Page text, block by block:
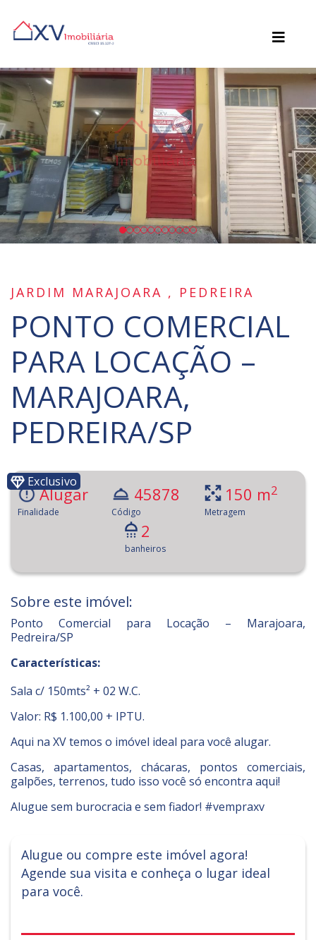
JARDIM MARAJOARA , PEDREIRA
PONTO COMERCIAL
PARA LOCAÇÃO –
MARAJOARA,
PEDREIRA/SP
Exclusivo
Alugar
Finalidade
45878
Código
150 m2
Metragem
2
banheiros
Sobre este imóvel:
Ponto Comercial para Locação – Marajoara,
Pedreira/SP
Características:
Sala c/ 150mts² + 02 W.C.
Valor: R$ 1.100,00 + IPTU.
Aqui na XV temos o imóvel ideal para você alugar.
Casas, apartamentos, chácaras, pontos comerciais,
galpões, terrenos, tudo isso você só encontra aqui!
Alugue sem burocracia e sem fiador! #vempraxv
Alugue ou compre este imóvel agora!
Agende sua visita e conheça o lugar ideal
para você.